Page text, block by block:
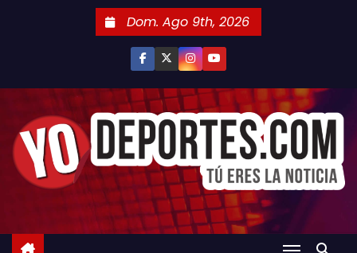
n
Dom. Ago 9th, 2026